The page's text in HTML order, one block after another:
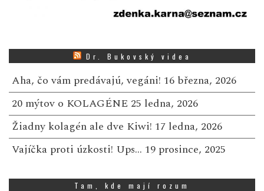
Dr. Bukovský videa
Aha, čo vám predávajú, vegáni! 16 března, 2026
20 mýtov o KOLAGÉNE 25 ledna, 2026
Žiadny kolagén ale dve Kiwi! 17 ledna, 2026
Vajíčka proti úzkosti! Ups… 19 prosince, 2025
Tam, kde mají rozum